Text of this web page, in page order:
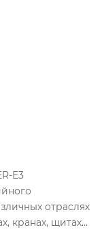
E3
отраслях
кранах, щитах
и др.